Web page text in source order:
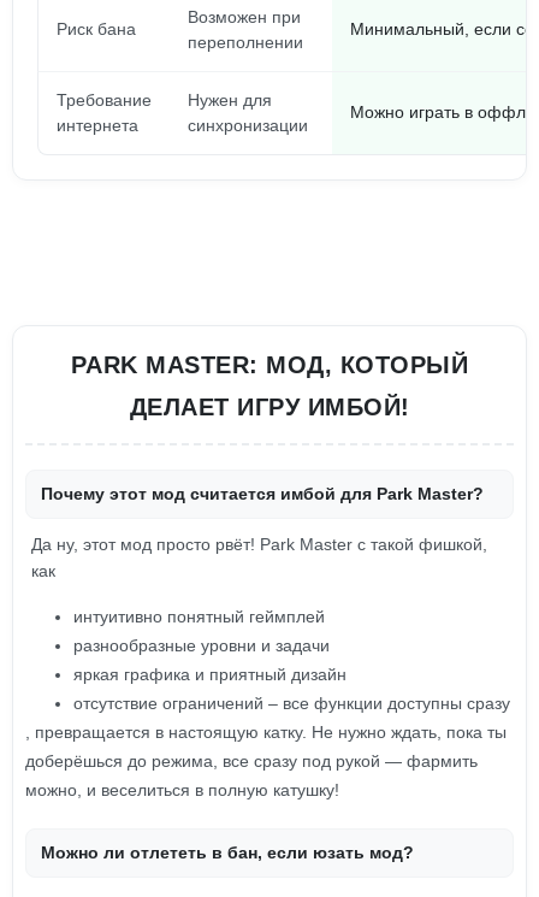
Риск бана
Возможен при
переполнении
Минимальный, если
Требование
интернета
Нужен для
синхронизации
Можно играть в
PARK MASTER: МОД, КОТОРЫЙ
ДЕЛАЕТ ИГРУ ИМБОЙ!
Почему этот мод считается имбой для Park Master?
Да ну, этот мод просто рвёт! Park Master с такой фишкой,
как
интуитивно понятный геймплей
разнообразные уровни и задачи
яркая графика и приятный дизайн
отсутствие ограничений – все функции доступны сразу
, превращается в настоящую катку. Не нужно ждать, пока ты
доберёшься до режима, все сразу под рукой — фармить
можно, и веселиться в полную катушку!
Можно ли отлететь в бан, если юзать мод?